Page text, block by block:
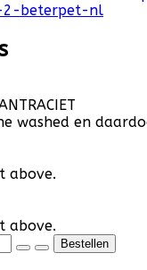
washed en
above.
above.